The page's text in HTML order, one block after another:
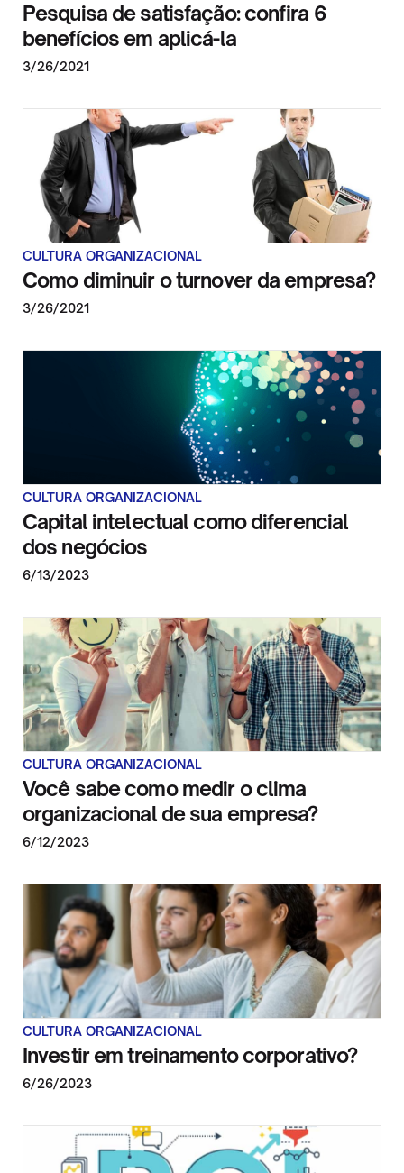
Pesquisa de satisfação: confira 6
benefícios em aplicá-la
3/26/2021
CULTURA ORGANIZACIONAL
Como diminuir o turnover da empresa?
3/26/2021
CULTURA ORGANIZACIONAL
Capital intelectual como diferencial
dos negócios
6/13/2023
CULTURA ORGANIZACIONAL
Você sabe como medir o clima
organizacional de sua empresa?
6/12/2023
CULTURA ORGANIZACIONAL
Investir em treinamento corporativo?
6/26/2023